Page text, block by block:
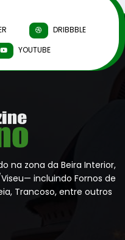
na zona da Beira Interior,
incluindo Fornos de
Trancoso, entre outros